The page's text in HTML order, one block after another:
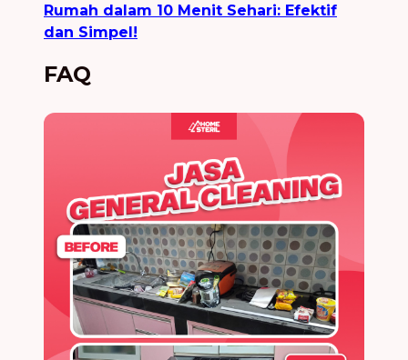
Rumah dalam 10 Menit Sehari: Efektif
dan Simpel!
FAQ